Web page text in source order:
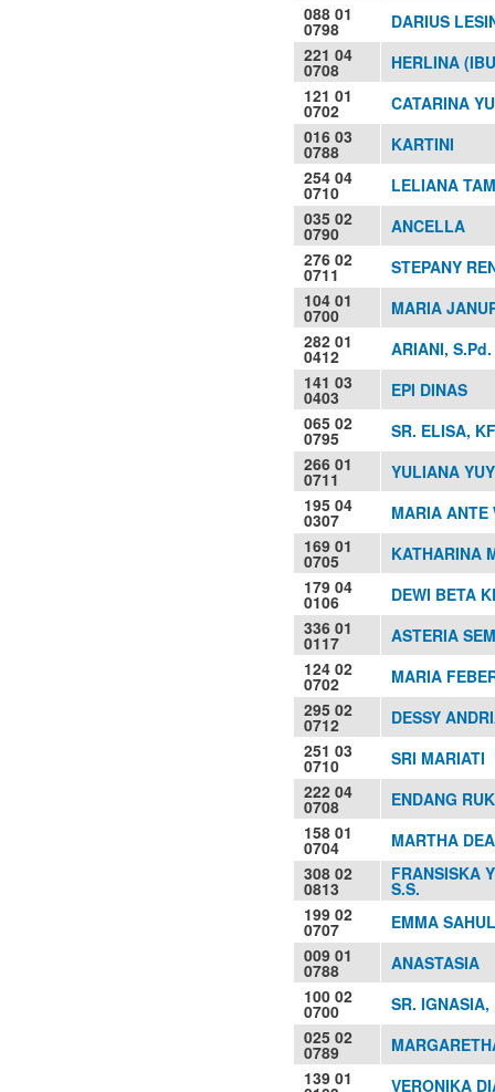
088 01
0798
DARIUS
221 04
0708
HERLINA
121 01
0702
CATARINA
016 03
0788
KARTINI
254 04
0710
LELIANA
035 02
0790
ANCELLA
276 02
0711
STEPANY
104 01
0700
MARIA
282 01
0412
ARIANI, S.Pd.
141 03
0403
EPI DINAS
065 02
0795
SR. ELISA,
266 01
0711
YULIANA
195 04
0307
MARIA ANTE
169 01
0705
KATHARINA
179 04
0106
DEWI BETA
336 01
0117
ASTERIA
124 02
0702
MARIA
295 02
0712
DESSY
251 03
0710
SRI MARIATI
222 04
0708
ENDANG
158 01
0704
MARTHA DEA
308 02
0813
FRANSISKA
S.S.
199 02
0707
EMMA
009 01
0788
ANASTASIA
100 02
0700
SR. IGNASIA,
025 02
0789
139 01
VERONIKA